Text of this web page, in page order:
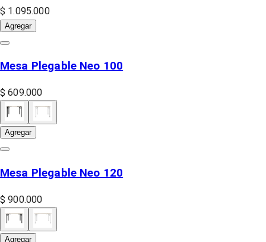
$ 1.095.000
Agregar
Mesa Plegable Neo 100
$ 609.000
Agregar
Mesa Plegable Neo 120
$ 900.000
Agregar